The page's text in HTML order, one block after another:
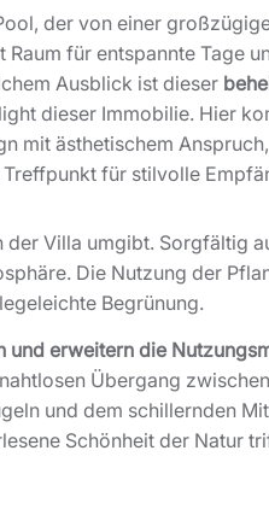
der von einer
Raum für entspannte Tage
Ausblick ist dieser
dieser Immobilie. Hier
mit ästhetischem
für stilvolle
Villa umgibt. Sorgfältig
Die Nutzung der
Begrünung.
und erweitern die
Übergang
und dem schillernden
Schönheit der Natur